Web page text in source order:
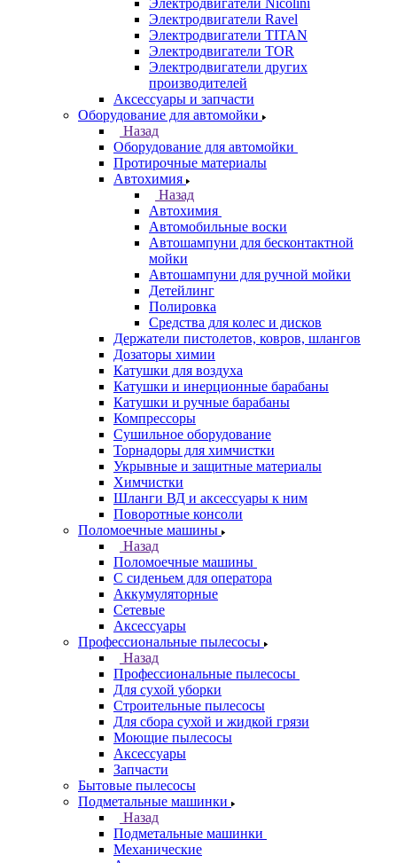
Электродвигатели Nicolini
Электродвигатели Ravel
Электродвигатели TITAN
Электродвигатели TOR
Электродвигатели других
производителей
Аксессуары и запчасти
Оборудование для автомойки
Назад
Оборудование для автомойки
Протирочные материалы
Автохимия
Назад
Автохимия
Автомобильные воски
Автошампуни для бесконтактной
мойки
Автошампуни для ручной мойки
Детейлинг
Полировка
Средства для колес и дисков
Держатели пистолетов, ковров, шлангов
Дозаторы химии
Катушки для воздуха
Катушки и инерционные барабаны
Катушки и ручные барабаны
Компрессоры
Сушильное оборудование
Торнадоры для химчистки
Укрывные и защитные материалы
Химчистки
Шланги ВД и аксессуары к ним
Поворотные консоли
Поломоечные машины
Назад
Поломоечные машины
С сиденьем для оператора
Аккумуляторные
Сетевые
Аксессуары
Профессиональные пылесосы
Назад
Профессиональные пылесосы
Для сухой уборки
Строительные пылесосы
Для сбора сухой и жидкой грязи
Моющие пылесосы
Аксессуары
Запчасти
Бытовые пылесосы
Подметальные машинки
Назад
Подметальные машинки
Механические